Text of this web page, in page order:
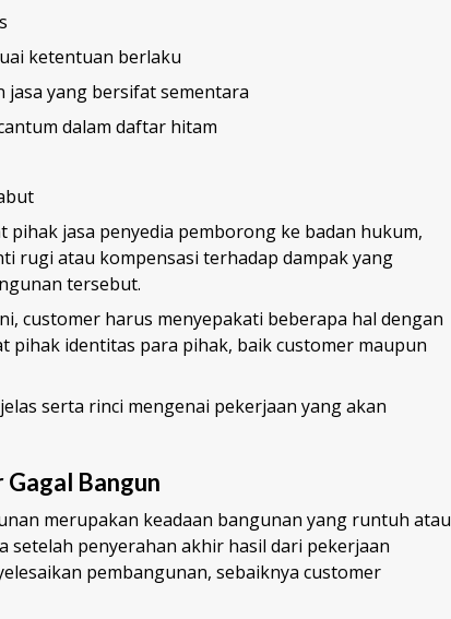
ketentuan berlaku
jasa yang bersifat sementara
dalam daftar hitam
pihak jasa penyedia pemborong ke badan hukum,
rugi atau kompensasi terhadap dampak yang
tersebut.
customer harus menyepakati beberapa hal dengan
pihak identitas para pihak, baik customer maupun
serta rinci mengenai pekerjaan yang akan
Bangun
merupakan keadaan bangunan yang runtuh atau
setelah penyerahan akhir hasil dari pekerjaan
pembangunan, sebaiknya customer